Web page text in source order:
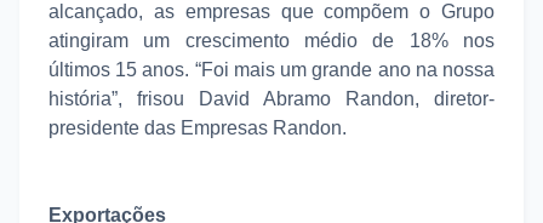
alcançado, as empresas que compõem o Grupo
atingiram um crescimento médio de 18% nos
últimos 15 anos. “Foi mais um grande ano na nossa
história”, frisou David Abramo Randon, diretor-
presidente das Empresas Randon.
Exportações